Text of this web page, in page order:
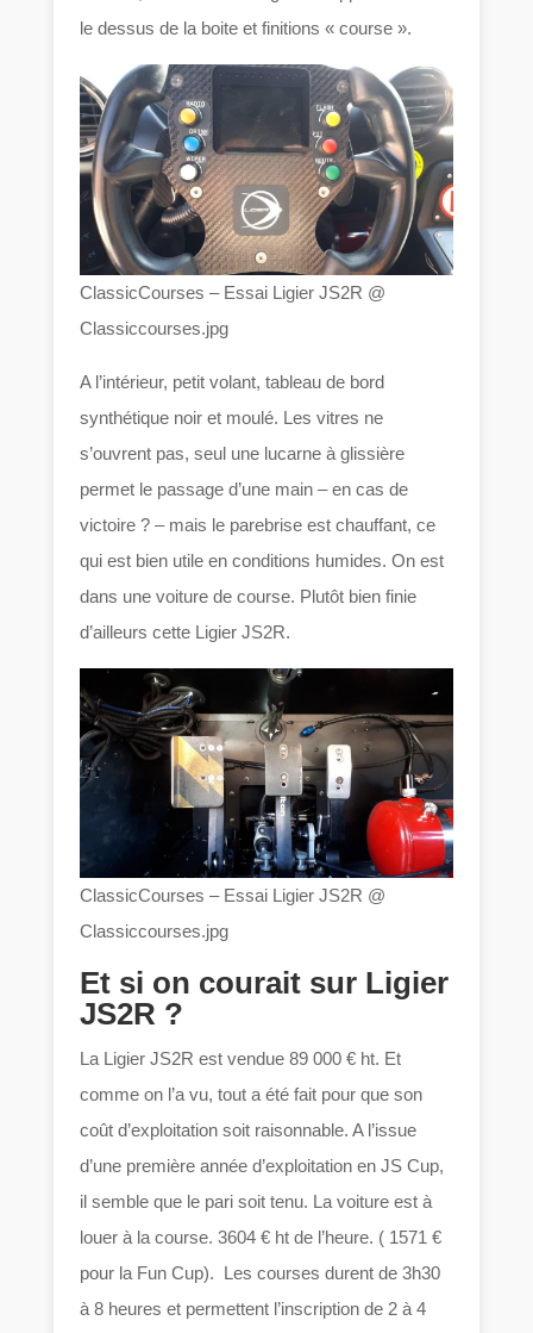
le dessus de la boite et finitions « course ».
ClassicCourses – Essai Ligier JS2R @
Classiccourses.jpg
A l’intérieur, petit volant, tableau de bord
synthétique noir et moulé. Les vitres ne
s’ouvrent pas, seul une lucarne à glissière
permet le passage d’une main – en cas de
victoire ? – mais le parebrise est chauffant, ce
qui est bien utile en conditions humides. On est
dans une voiture de course. Plutôt bien finie
d’ailleurs cette Ligier JS2R.
ClassicCourses – Essai Ligier JS2R @
Classiccourses.jpg
Et si on courait sur Ligier
JS2R ?
La Ligier JS2R est vendue 89 000 € ht. Et
comme on l’a vu, tout a été fait pour que son
coût d’exploitation soit raisonnable. A l’issue
d’une première année d’exploitation en JS Cup,
il semble que le pari soit tenu. La voiture est à
louer à la course. 3604 € ht de l’heure. ( 1571 €
pour la Fun Cup). Les courses durent de 3h30
à 8 heures et permettent l’inscription de 2 à 4